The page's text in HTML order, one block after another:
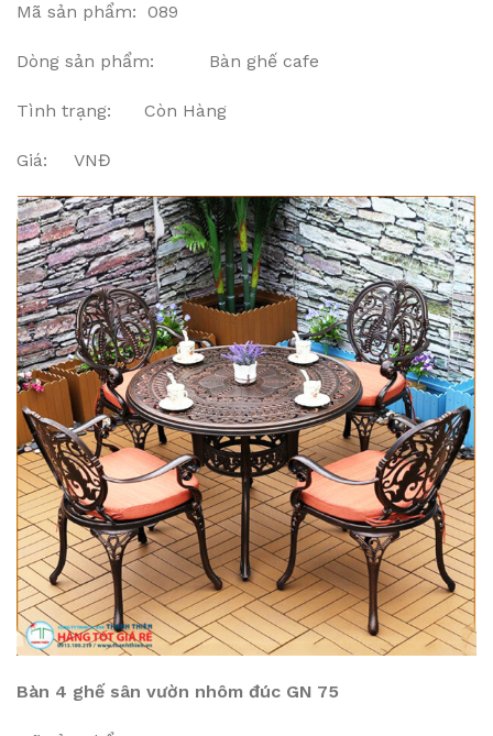
Mã sản phẩm: 089
Dòng sản phẩm: Bàn ghế cafe
Tình trạng: Còn Hàng
Giá: VNĐ
Bàn 4 ghế sân vườn nhôm đúc GN 75